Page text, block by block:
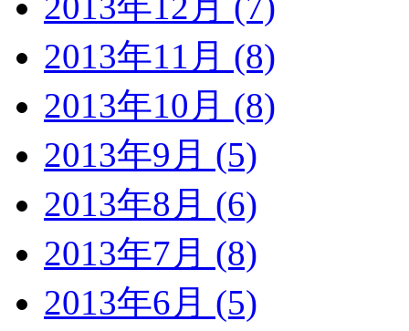
2013年11月 (8)
2013年10月 (8)
2013年9月 (5)
2013年8月 (6)
2013年7月 (8)
2013年6月 (5)